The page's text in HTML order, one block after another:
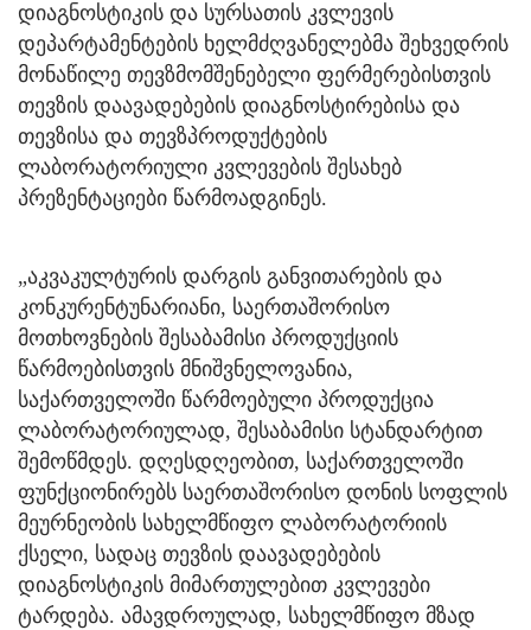
დიაგნოსტიკის და სურსათის კვლევის
დეპარტამენტების ხელმძღვანელებმა შეხვედრის
მონაწილე თევზმომშენებელი ფერმერებისთვის
თევზის დაავადებების დიაგნოსტირებისა და
თევზისა და თევზპროდუქტების
ლაბორატორიული კვლევების შესახებ
პრეზენტაციები წარმოადგინეს.
„აკვაკულტურის დარგის განვითარების და
კონკურენტუნარიანი, საერთაშორისო
მოთხოვნების შესაბამისი პროდუქციის
წარმოებისთვის მნიშვნელოვანია,
საქართველოში წარმოებული პროდუქცია
ლაბორატორიულად, შესაბამისი სტანდარტით
შემოწმდეს. დღესდღეობით, საქართველოში
ფუნქციონირებს საერთაშორისო დონის სოფლის
მეურნეობის სახელმწიფო ლაბორატორიის
ქსელი, სადაც თევზის დაავადებების
დიაგნოსტიკის მიმართულებით კვლევები
ტარდება. ამავდროულად, სახელმწიფო მზად